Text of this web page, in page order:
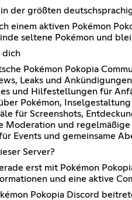
der größten
einem aktiven Pokémon
seltene Pokémon und
dich
Pokémon Pokopia
Leaks und Ankündigungen
und Hilfestellungen für
Pokémon,
für Screenshots,
Moderation und
Events und gemeinsame
Server?
erst mit Pokémon
und eine aktive
Pokopia Discord